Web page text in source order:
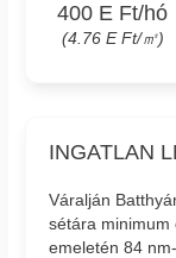
400 E Ft/hó
(4.76 E Ft/㎡)
INGATLAN
Váralján
sétára minimum
emeletén 84